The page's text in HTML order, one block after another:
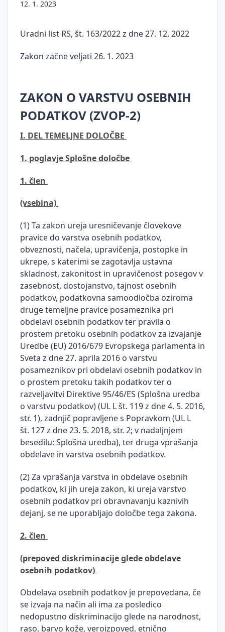
Prenos
v tretje
Pravne
osebnih
učinkov
varstvo
podatkov
Videonadzor
Umetna
inteligenca
pregona
Digitalna
Informacije
informacijski
Pooblaščena
osebnih
(DPO)
DPO
Kršitve
osebnih
Ustrezno
ravnanje
upravljavcev
ob kršitvah
varnosti
osebnih
podatkov na
podlagi
konkretnih
primerov iz
prakse
Zaščita
- žvižgačev
Kršitve
varnosti
osebnih
podatkov
Smernice
mnenja
Smernice
mnenja
Vzorci
dokumentacija
Varstvo
osebnih
podatkov
Informacije
javnega
značaja
Smernice
Informacijskega
pooblaščenca
ZinfV-
Vprašanja
odgovori
Inšpekcijski
nadzor
področju
varstva
osebnih
podatkov
Informacijska
varnost
inteligenca
12. 1. 2023
Uradni list RS, št. 163/2022 z dne 27. 12. 2022
Zakon začne veljati 26. 1. 2023
ZAKON O VARSTVU OSEBNIH
PODATKOV (ZVOP-2)
I. DEL TEMELJNE DOLOČBE
1. poglavje Splošne določbe
1. člen
(vsebina)
(1) Ta zakon ureja uresničevanje človekove
pravice do varstva osebnih podatkov,
obveznosti, načela, upravičenja, postopke in
ukrepe, s katerimi se zagotavlja ustavna
skladnost, zakonitost in upravičenost posegov v
zasebnost, dostojanstvo, tajnost osebnih
podatkov, podatkovna samoodločba oziroma
druge temeljne pravice posameznika pri
obdelavi osebnih podatkov ter pravila o
prostem pretoku osebnih podatkov za izvajanje
Uredbe (EU) 2016/679 Evropskega parlamenta in
Sveta z dne 27. aprila 2016 o varstvu
posameznikov pri obdelavi osebnih podatkov in
o prostem pretoku takih podatkov ter o
razveljavitvi Direktive 95/46/ES (Splošna uredba
o varstvu podatkov) (UL L št. 119 z dne 4. 5. 2016,
str. 1), zadnjič popravljene s Popravkom (UL L
št. 127 z dne 23. 5. 2018, str. 2; v nadaljnjem
besedilu: Splošna uredba), ter druga vprašanja
obdelave in varstva osebnih podatkov.
(2) Za vprašanja varstva in obdelave osebnih
podatkov, ki jih ureja zakon, ki ureja varstvo
osebnih podatkov pri obravnavanju kaznivih
dejanj, se ne uporabljajo določbe tega zakona.
2. člen
(prepoved diskriminacije glede obdelave
osebnih podatkov)
Obdelava osebnih podatkov je prepovedana, če
se izvaja na način ali ima za posledico
nedopustno diskriminacijo glede na narodnost,
raso, barvo kože, veroizpoved, etnično